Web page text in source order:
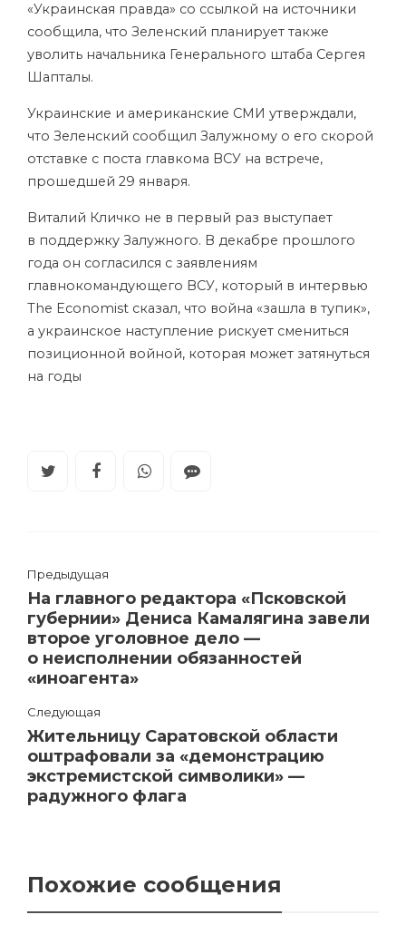
«Украинская правда» со ссылкой на источники
сообщила, что Зеленский планирует также
уволить начальника Генерального штаба Сергея
Шапталы.
Украинские и американские СМИ утверждали,
что Зеленский сообщил Залужному о его скорой
отставке с поста главкома ВСУ на встрече,
прошедшей 29 января.
Виталий Кличко не в первый раз выступает
в поддержку Залужного. В декабре прошлого
года он согласился с заявлениям
главнокомандующего ВСУ, который в интервью
The Economist сказал, что война «зашла в тупик»,
а украинское наступление рискует смениться
позиционной войной, которая может затянуться
на годы
Предыдущая
На главного редактора «Псковской
губернии» Дениса Камалягина завели
второе уголовное дело —
о неисполнении обязанностей
«иноагента»
Следующая
Жительницу Саратовской области
оштрафовали за «‎демонстрацию
экстремистской символики» —
радужного флага
Похожие сообщения